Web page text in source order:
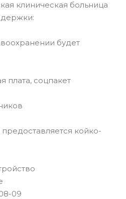
клиническая больница
будет
плата, соцпакет
предоставляется койко-
09